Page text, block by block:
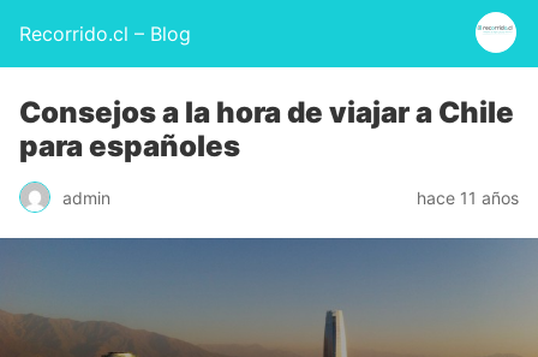
Recorrido.cl – Blog
Consejos a la hora de viajar a Chile
para españoles
admin hace 11 años